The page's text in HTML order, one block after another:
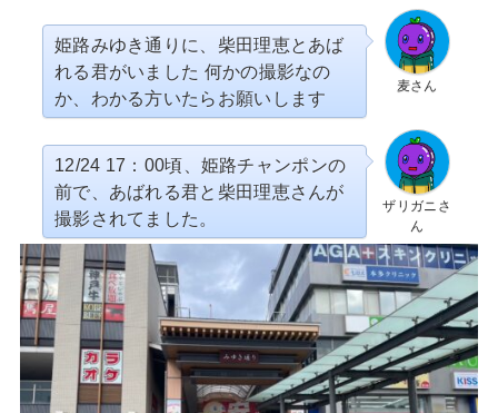
麦さん
姫路みゆき通りに、柴田理恵とあば
れる君がいました 何かの撮影なの
か、わかる方いたらお願いします
ザリガニさ
ん
12/24 17：00頃、姫路チャンポンの
前で、あばれる君と柴田理恵さんが
撮影されてました。